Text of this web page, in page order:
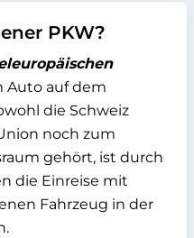
PKW?
auf dem
die Schweiz
noch zum
gehört, ist durch
die Einreise mit
Fahrzeug in der